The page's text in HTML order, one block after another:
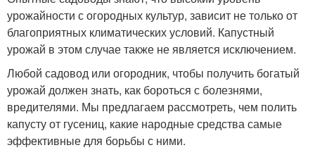
урожайности с огородных культур, зависит не только от
благоприятных климатических условий. Капустный
урожай в этом случае также не является исключением.
Любой садовод или огородник, чтобы получить богатый
урожай должен знать, как бороться с болезнями,
вредителями. Мы предлагаем рассмотреть, чем полить
капусту от гусениц, какие народные средства самые
эффективные для борьбы с ними.